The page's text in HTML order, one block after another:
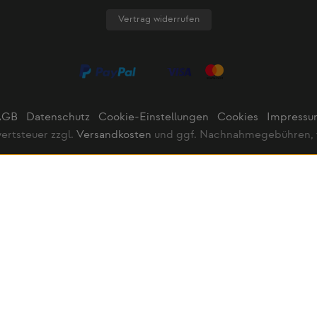
Vertrag widerrufen
Datenschutz Cookie-Einstellungen Cookies
zzgl. Versandkosten und ggf.